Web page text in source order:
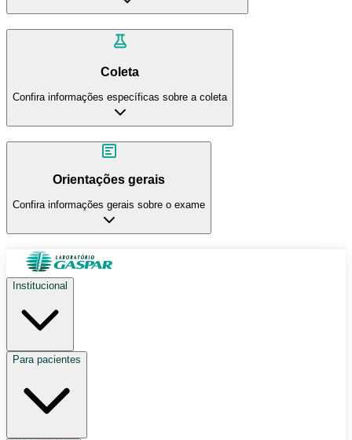
Coleta
Confira informações específicas sobre a coleta
Orientações gerais
Confira informações gerais sobre o exame
Institucional
Para pacientes